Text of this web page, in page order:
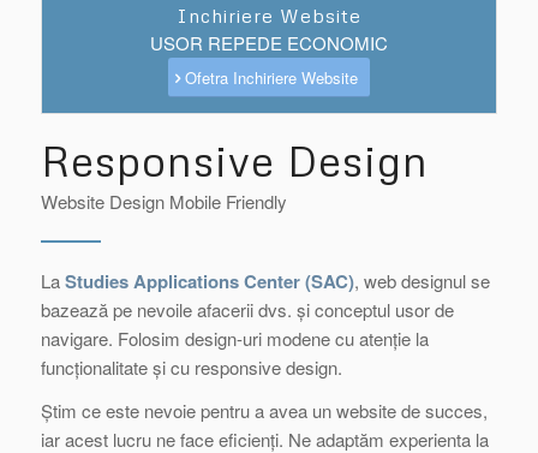
Inchiriere Website
USOR REPEDE ECONOMIC
Ofetra Inchiriere Website
Responsive Design
Website Design Mobile Friendly
La Studies Applications Center (SAC), web designul se
bazează pe nevoile afacerii dvs. și conceptul usor de
navigare. Folosim design-uri modene cu atenție la
funcționalitate și cu responsive design.
Știm ce este nevoie pentru a avea un website de succes,
iar acest lucru ne face eficienți. Ne adaptăm experienta la